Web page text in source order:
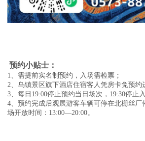
预约小贴士：
1、需提前实名制预约，入场需检票；
2、乌镇景区旗下酒店住宿客人凭房卡免预约
3、每日19:00停止预约当日场次，19:30停止入
4、预约完成后观展游客车辆可停在北栅丝厂
场开放时间：13:00—20:00。